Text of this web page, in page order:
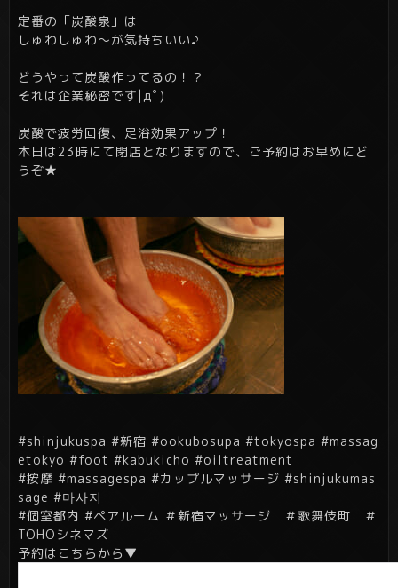
定番の「炭酸泉」は
しゅわしゅわ～が気持ちいい♪
どうやって炭酸作ってるの！？
それは企業秘密です|дﾟ)
炭酸で疲労回復、足浴効果アップ！
本日は23時にて閉店となりますので、ご予約はお早めにど
うぞ★
#shinjukuspa #新宿 #ookubosupa #tokyospa #massag
etokyo #foot #kabukicho #oiltreatment
#按摩 #massagespa #カップルマッサージ #shinjukumas
sage #마사지
#個室都内 #ペアルーム ＃新宿マッサージ ＃歌舞伎町 ＃
TOHOシネマズ
予約はこちらから▼